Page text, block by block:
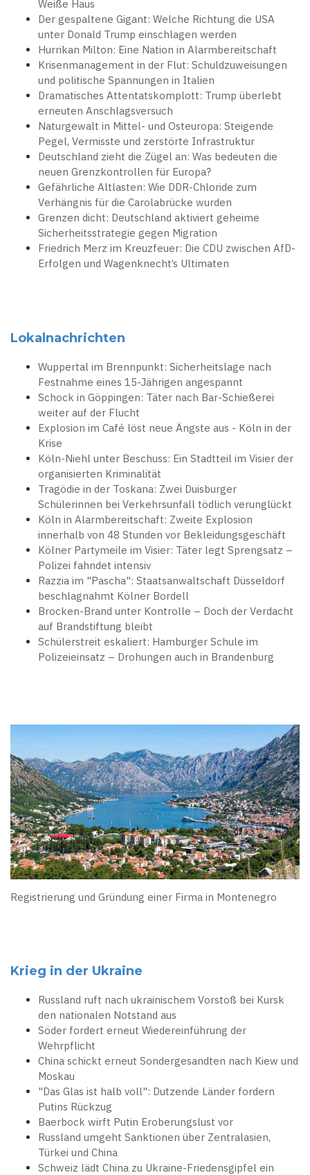
Weiße Haus
Der gespaltene Gigant: Welche Richtung die USA
unter Donald Trump einschlagen werden
Hurrikan Milton: Eine Nation in Alarmbereitschaft
Krisenmanagement in der Flut: Schuldzuweisungen
und politische Spannungen in Italien
Dramatisches Attentatskomplott: Trump überlebt
erneuten Anschlagsversuch
Naturgewalt in Mittel- und Osteuropa: Steigende
Pegel, Vermisste und zerstörte Infrastruktur
Deutschland zieht die Zügel an: Was bedeuten die
neuen Grenzkontrollen für Europa?
Gefährliche Altlasten: Wie DDR-Chloride zum
Verhängnis für die Carolabrücke wurden
Grenzen dicht: Deutschland aktiviert geheime
Sicherheitsstrategie gegen Migration
Friedrich Merz im Kreuzfeuer: Die CDU zwischen AfD-
Erfolgen und Wagenknecht’s Ultimaten
Lokalnachrichten
Wuppertal im Brennpunkt: Sicherheitslage nach
Festnahme eines 15-Jährigen angespannt
Schock in Göppingen: Täter nach Bar-Schießerei
weiter auf der Flucht
Explosion im Café löst neue Ängste aus - Köln in der
Krise
Köln-Niehl unter Beschuss: Ein Stadtteil im Visier der
organisierten Kriminalität
Tragödie in der Toskana: Zwei Duisburger
Schülerinnen bei Verkehrsunfall tödlich verunglückt
Köln in Alarmbereitschaft: Zweite Explosion
innerhalb von 48 Stunden vor Bekleidungsgeschäft
Kölner Partymeile im Visier: Täter legt Sprengsatz –
Polizei fahndet intensiv
Razzia im "Pascha": Staatsanwaltschaft Düsseldorf
beschlagnahmt Kölner Bordell
Brocken-Brand unter Kontrolle – Doch der Verdacht
auf Brandstiftung bleibt
Schülerstreit eskaliert: Hamburger Schule im
Polizeieinsatz – Drohungen auch in Brandenburg
Registrierung und Gründung einer Firma in Montenegro
Krieg in der Ukraine
Russland ruft nach ukrainischem Vorstoß bei Kursk
den nationalen Notstand aus
Söder fordert erneut Wiedereinführung der
Wehrpflicht
China schickt erneut Sondergesandten nach Kiew und
Moskau
"Das Glas ist halb voll": Dutzende Länder fordern
Putins Rückzug
Baerbock wirft Putin Eroberungslust vor
Russland umgeht Sanktionen über Zentralasien,
Türkei und China
Schweiz lädt China zu Ukraine-Friedensgipfel ein